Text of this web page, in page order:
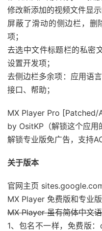
修改新添加的视频文件显
屏蔽了滑动的侧边栏，删
项；
去选中文件标题栏的私密
设置开发项；
去侧边栏多余项：应用语
接口、帮助；
MX Player Pro [Patched/
by OsitKP（解锁这个应用
解锁专业版免广告，支持
关于版本
官网主页
MX Player 免费版和专业
MX Player 虽有简体中文
1、包名不一样，免费版